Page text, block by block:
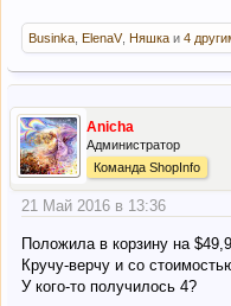
Businka ElenaV, Няшка и 4
Anicha
Администратор
Команда ShopInfo
21 Май 2016 в 13:36
Положила в корзину на
Кручу-верчу и со
У кого-то получилось 4?